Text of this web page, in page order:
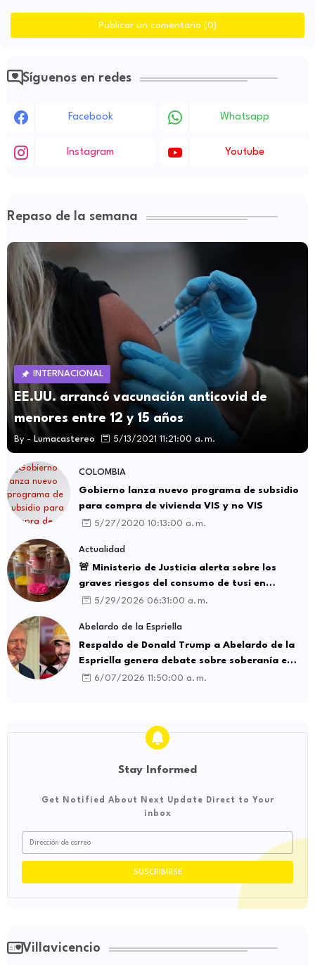
Publicar un comentario (0)
Síguenos en redes
Facebook Whatsapp
Instagram Youtube
Repaso de la semana
INTERNACIONAL
EE.UU. arrancó vacunación anticovid de
menores entre 12 y 15 años
By - Lumacastereo 5/13/2021 11:21:00 a. m.
COLOMBIA
Gobierno lanza nuevo programa de subsidio
para compra de vivienda VIS y no VIS
5/27/2020 10:13:00 a. m.
Actualidad
🚨 Ministerio de Justicia alerta sobre los
graves riesgos del consumo de tusi en
Colombia
5/29/2026 06:31:00 a. m.
Abelardo de la Espriella
Respaldo de Donald Trump a Abelardo de la
Espriella genera debate sobre soberanía e
influencia internacional
6/07/2026 11:50:00 a. m.
Stay Informed
Get Notified About Next Update Direct to Your
inbox
Villavicencio